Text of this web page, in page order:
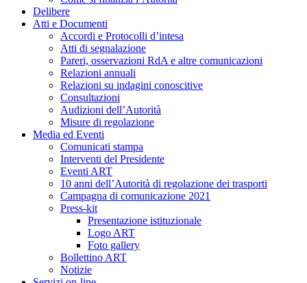
Delibere
Atti e Documenti
Accordi e Protocolli d’intesa
Atti di segnalazione
Pareri, osservazioni RdA e altre comunicazioni
Relazioni annuali
Relazioni su indagini conoscitive
Consultazioni
Audizioni dell’Autorità
Misure di regolazione
Media ed Eventi
Comunicati stampa
Interventi del Presidente
Eventi ART
10 anni dell’Autorità di regolazione dei trasporti
Campagna di comunicazione 2021
Press-kit
Presentazione istituzionale
Logo ART
Foto gallery
Bollettino ART
Notizie